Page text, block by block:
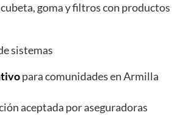
goma y filtros con productos
sistemas
para comunidades en Armilla
aceptada por aseguradoras